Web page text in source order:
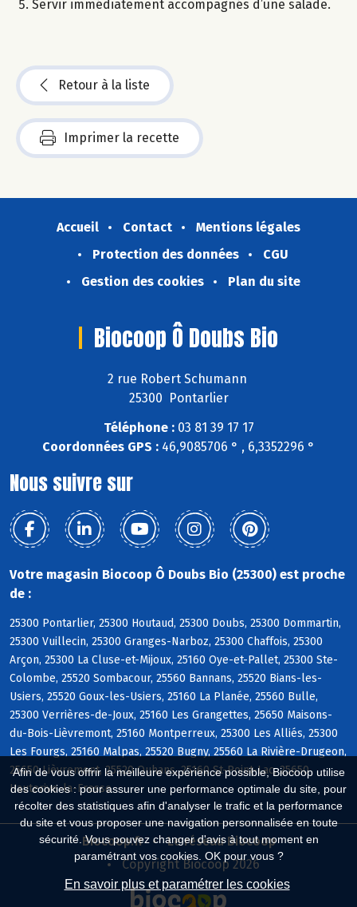
Afin de vous offrir la meilleure expérience possible, Biocoop utilise
des cookies : pour assurer une performance optimale du site, pour
récolter des statistiques afin d'analyser le trafic et la performance
du site et vous proposer une navigation personnalisée en toute
sécurité. Vous pouvez changer d'avis à tout moment en
paramétrant vos cookies. OK pour vous ?
En savoir plus et paramétrer les cookies
Servir immédiatement accompagnés d’une salade.
Retour à la liste
Imprimer la recette
Accueil Contact
Mentions légales
Protection des données
CGU
Gestion des cookies
Plan du site
Biocoop Ô Doubs Bio
2 rue Robert Schumann
25300 Pontarlier
Téléphone :03 81 39 17 17
Coordonnées GPS : 46,9085706 ° , 6,3352296 °
Nous suivre sur
Votre magasin Biocoop Ô Doubs Bio (25300) est proche
de :
25300 Pontarlier, 25300 Houtaud, 25300 Doubs, 25300 Dommartin,
25300 Vuillecin, 25300 Granges-Narboz, 25300 Chaffois, 25300
Arçon, 25300 La Cluse-et-Mijoux, 25160 Oye-et-Pallet, 25300 Ste-
Colombe, 25520 Sombacour, 25560 Bannans, 25520 Bians-les-
Usiers, 25520 Goux-les-Usiers, 25160 La Planée, 25560 Bulle,
25300 Verrières-de-Joux, 25160 Les Grangettes, 25650 Maisons-
du-Bois-Lièvremont, 25160 Montperreux, 25300 Les Alliés, 25300
Les Fourgs, 25160 Malpas, 25520 Bugny, 25560 La Rivière-Drugeon,
25650 Lièvremont, 25520 Ouhans, 25160 St-Point-Lac, 25650
Hauterive-la-Fresse
Biocoop.fr
Le réseau Biocoop
Copyright Biocoop 2026